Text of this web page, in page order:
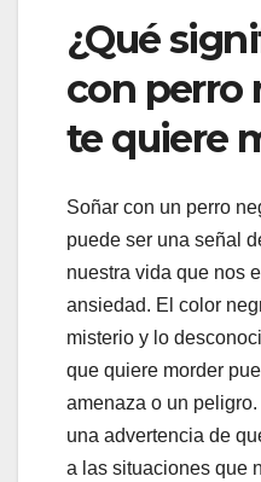
¿Qué
con perro
te quiere
Soñar con un perro
puede ser una señal
nuestra vida que nos
ansiedad. El color
misterio y lo
que quiere morder
amenaza o un
una advertencia de
a las situaciones que